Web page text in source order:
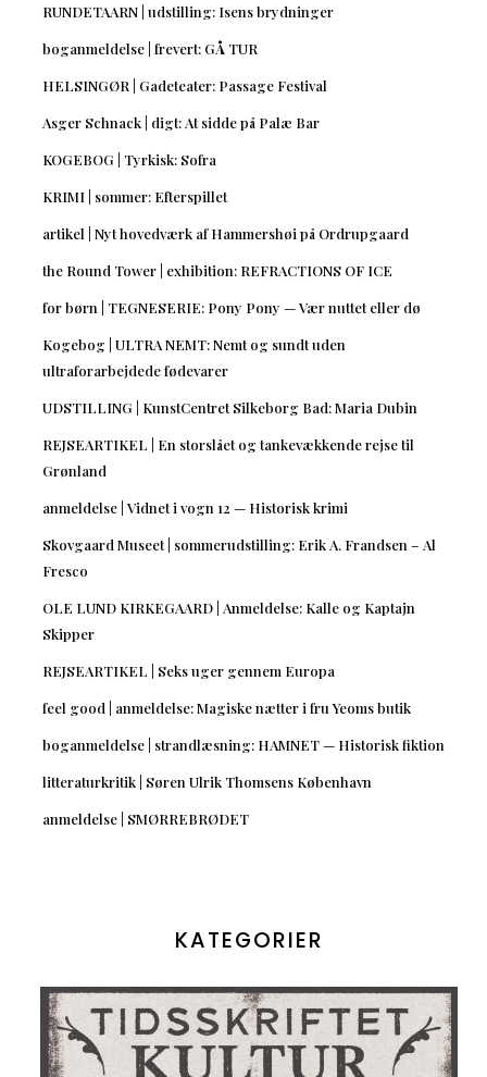
RUNDETAARN | udstilling: Isens brydninger
boganmeldelse | frevert: GÅ TUR
HELSINGØR | Gadeteater: Passage Festival
Asger Schnack | digt: At sidde på Palæ Bar
KOGEBOG | Tyrkisk: Sofra
KRIMI | sommer: Efterspillet
artikel | Nyt hovedværk af Hammershøi på Ordrupgaard
the Round Tower | exhibition: REFRACTIONS OF ICE
for børn | TEGNESERIE: Pony Pony — Vær nuttet eller dø
Kogebog | ULTRA NEMT: Nemt og sundt uden
ultraforarbejdede fødevarer
UDSTILLING | KunstCentret Silkeborg Bad: Maria Dubin
REJSEARTIKEL | En storslået og tankevækkende rejse til
Grønland
anmeldelse | Vidnet i vogn 12 — Historisk krimi
Skovgaard Museet | sommerudstilling: Erik A. Frandsen – Al
Fresco
OLE LUND KIRKEGAARD | Anmeldelse: Kalle og Kaptajn
Skipper
REJSEARTIKEL | Seks uger gennem Europa
feel good | anmeldelse: Magiske nætter i fru Yeoms butik
boganmeldelse | strandlæsning: HAMNET — Historisk fiktion
litteraturkritik | Søren Ulrik Thomsens København
anmeldelse | SMØRREBRØDET
KATEGORIER